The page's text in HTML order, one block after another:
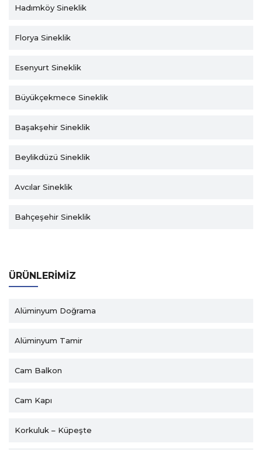
Hadımköy Sineklik
Florya Sineklik
Esenyurt Sineklik
Büyükçekmece Sineklik
Başakşehir Sineklik
Beylikdüzü Sineklik
Avcılar Sineklik
Bahçeşehir Sineklik
ÜRÜNLERIMIZ
Alüminyum Doğrama
Alüminyum Tamir
Cam Balkon
Cam Kapı
Korkuluk – Küpeşte